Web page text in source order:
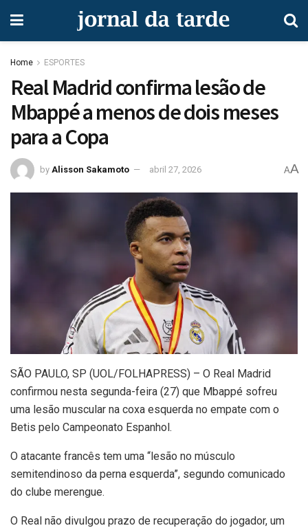
Home ESPORTES
Real Madrid confirma lesão de
Mbappé a menos de dois meses
para a Copa
by Alisson Sakamoto abril 27, 2026 AA
SÃO PAULO, SP (UOL/FOLHAPRESS) – O Real Madrid
confirmou nesta segunda-feira (27) que Mbappé sofreu
uma lesão muscular na coxa esquerda no empate com o
Betis pelo Campeonato Espanhol.
O atacante francês tem uma “lesão no músculo
semitendinoso da perna esquerda”, segundo comunicado
do clube merengue.
O Real não divulgou prazo de recuperação do jogador, um